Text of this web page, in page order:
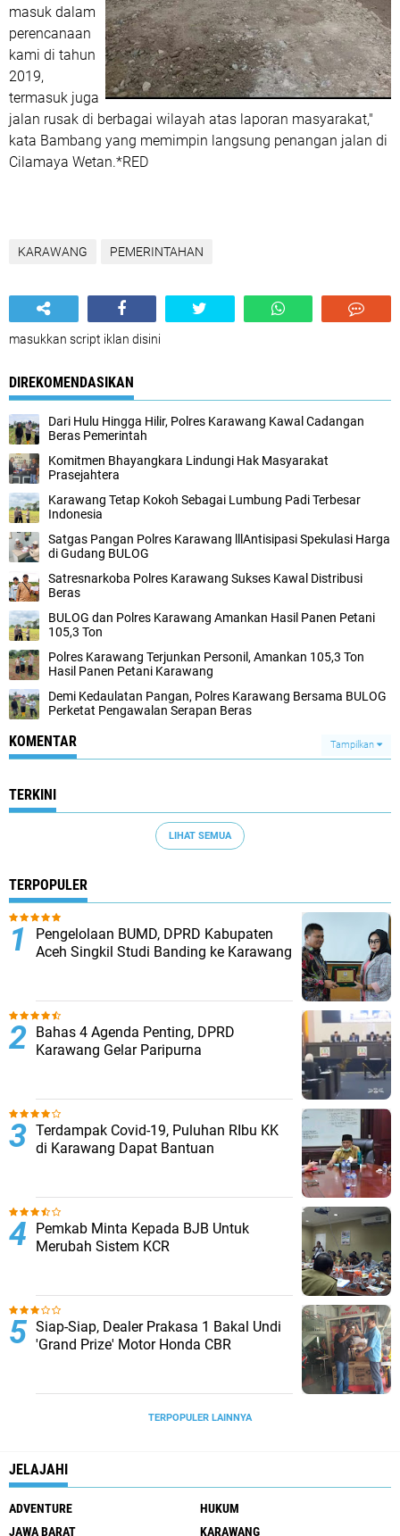
masuk dalam
perencanaan
kami di tahun
2019,
termasuk juga
jalan rusak di berbagai wilayah atas laporan masyarakat,"
kata Bambang yang memimpin langsung penangan jalan di
Cilamaya Wetan.*RED
KARAWANG PEMERINTAHAN
masukkan script iklan disini
DIREKOMENDASIKAN
Dari Hulu Hingga Hilir, Polres Karawang Kawal Cadangan
Beras Pemerintah
Komitmen Bhayangkara Lindungi Hak Masyarakat
Prasejahtera
Karawang Tetap Kokoh Sebagai Lumbung Padi Terbesar
Indonesia
Satgas Pangan Polres Karawang lllAntisipasi Spekulasi Harga
di Gudang BULOG
Satresnarkoba Polres Karawang Sukses Kawal Distribusi
Beras
BULOG dan Polres Karawang Amankan Hasil Panen Petani
105,3 Ton
Polres Karawang Terjunkan Personil, Amankan 105,3 Ton
Hasil Panen Petani Karawang
Demi Kedaulatan Pangan, Polres Karawang Bersama BULOG
Perketat Pengawalan Serapan Beras
KOMENTAR Tampilkan
TERKINI
LIHAT SEMUA
TERPOPULER
Pengelolaan BUMD, DPRD Kabupaten
Aceh Singkil Studi Banding ke Karawang
Bahas 4 Agenda Penting, DPRD
Karawang Gelar Paripurna
Terdampak Covid-19, Puluhan RIbu KK
di Karawang Dapat Bantuan
Pemkab Minta Kepada BJB Untuk
Merubah Sistem KCR
Siap-Siap, Dealer Prakasa 1 Bakal Undi
'Grand Prize' Motor Honda CBR
TERPOPULER LAINNYA
JELAJAHI
ADVENTURE
HUKUM
JAWA BARAT
KARAWANG